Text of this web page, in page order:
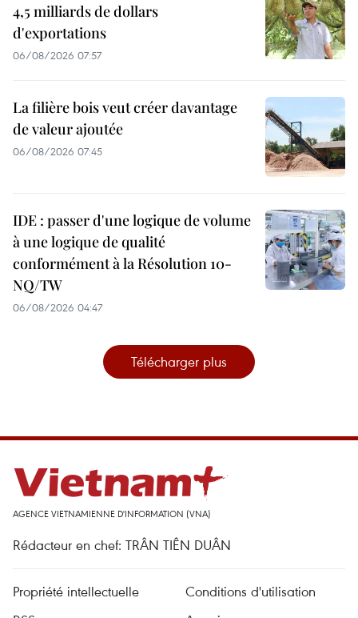
4,5 milliards de dollars
d'exportations
06/08/2026 07:57
La filière bois veut créer davantage
de valeur ajoutée
06/08/2026 07:45
IDE : passer d'une logique de volume
à une logique de qualité
conformément à la Résolution 10-
NQ/TW
06/08/2026 04:47
Télécharger plus
AGENCE VIETNAMIENNE D'INFORMATION (VNA)
Rédacteur en chef: TRÂN TIÊN DUÂN
Propriété intellectuelle
Conditions d'utilisation